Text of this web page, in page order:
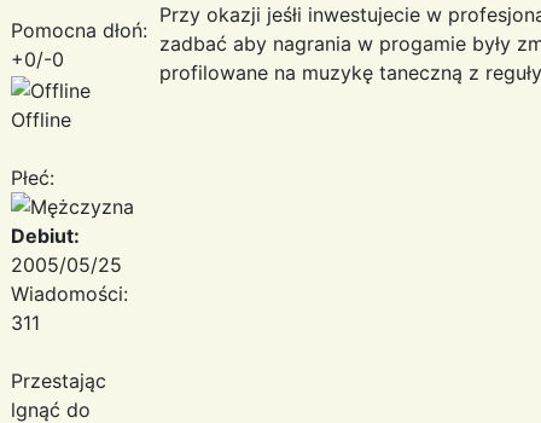
Pomocna dłoń:
+0/-0
Offline
Płeć:
Debiut:
2005/05/25
Wiadomości:
311
Przestając
lgnąć do
Przy okazji jeśłi inwestujecie w
zadbać aby nagrania w progamie były
profilowane na muzykę taneczną z